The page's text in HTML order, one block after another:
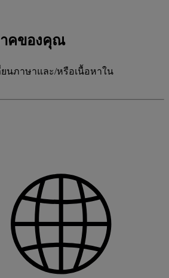
คของคุณ
นภาษาและ/หรือเนื้อหาใน